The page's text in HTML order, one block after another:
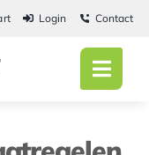
Login Contact